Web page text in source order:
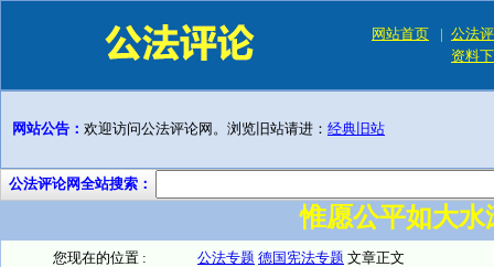
网站首页 | 公法
资料
网站公告： 欢迎访问公法评论网。浏览旧站请进： 经典旧站
公法评论网全站搜索：
惟愿公平如大
您现在的位置 : 公法专题 德国宪法专题 文章正文